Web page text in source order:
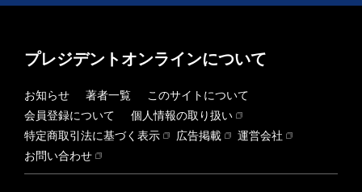
プレジデントオンラインについて
お知らせ 著者一覧
このサイトについて
会員登録について
個人情報の取り扱い
特定商取引法に基づく表示
広告掲載
運営会社
お問い合わせ